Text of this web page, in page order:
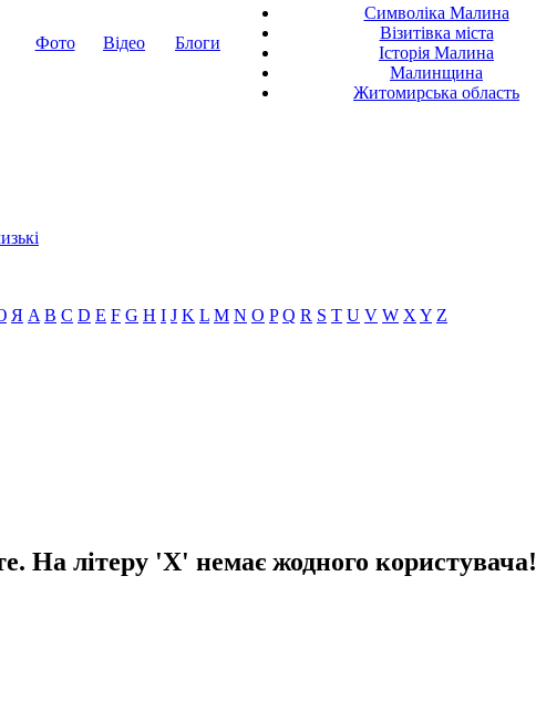
Фото Відео Блоги
Символіка Малина
Візитівка міста
Історія Малина
Малинщина
Житомирська область
Я A B C D E F G H I J K L M N O P Q R S T U V W X Y Z
На літеру 'X' немає жодного користувача!